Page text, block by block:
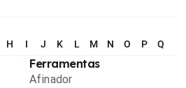
H I J K L M N O P Q
Ferramentas
Afinador